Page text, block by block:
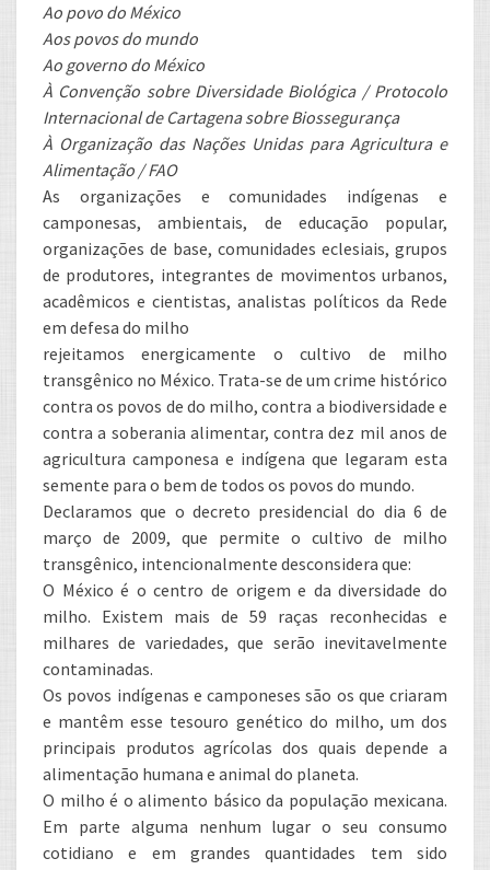
Ao povo do México
Aos povos do mundo
Ao governo do México
À Convenção sobre Diversidade Biológica / Protocolo
Internacional de Cartagena sobre Biossegurança
À Organização das Nações Unidas para Agricultura e
Alimentação / FAO
As organizações e comunidades indígenas e
camponesas, ambientais, de educação popular,
organizações de base, comunidades eclesiais, grupos
de produtores, integrantes de movimentos urbanos,
acadêmicos e cientistas, analistas políticos da Rede
em defesa do milho
rejeitamos energicamente o cultivo de milho
transgênico no México. Trata-se de um crime histórico
contra os povos de do milho, contra a biodiversidade e
contra a soberania alimentar, contra dez mil anos de
agricultura camponesa e indígena que legaram esta
semente para o bem de todos os povos do mundo.
Declaramos que o decreto presidencial do dia 6 de
março de 2009, que permite o cultivo de milho
transgênico, intencionalmente desconsidera que:
O México é o centro de origem e da diversidade do
milho. Existem mais de 59 raças reconhecidas e
milhares de variedades, que serão inevitavelmente
contaminadas.
Os povos indígenas e camponeses são os que criaram
e mantêm esse tesouro genético do milho, um dos
principais produtos agrícolas dos quais depende a
alimentação humana e animal do planeta.
O milho é o alimento básico da população mexicana.
Em parte alguma nenhum lugar o seu consumo
cotidiano e em grandes quantidades tem sido